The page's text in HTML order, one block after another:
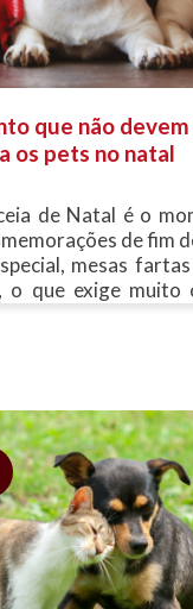
que não
os pets no natal
de Natal é o
de fim
mesas
o que exige muito